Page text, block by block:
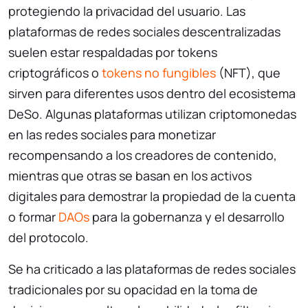
protegiendo la privacidad del usuario. Las
plataformas de redes sociales descentralizadas
suelen estar respaldadas por tokens
criptográficos o tokens no fungibles (NFT), que
sirven para diferentes usos dentro del ecosistema
DeSo. Algunas plataformas utilizan criptomonedas
en las redes sociales para monetizar
recompensando a los creadores de contenido,
mientras que otras se basan en los activos
digitales para demostrar la propiedad de la cuenta
o formar DAOs para la gobernanza y el desarrollo
del protocolo.
Se ha criticado a las plataformas de redes sociales
tradicionales por su opacidad en la toma de